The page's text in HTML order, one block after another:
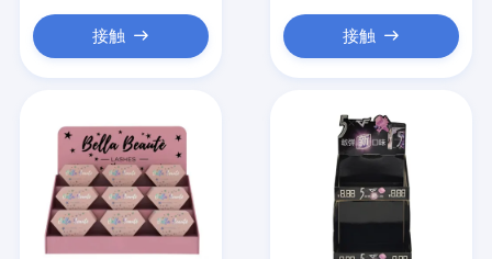
接触 接触